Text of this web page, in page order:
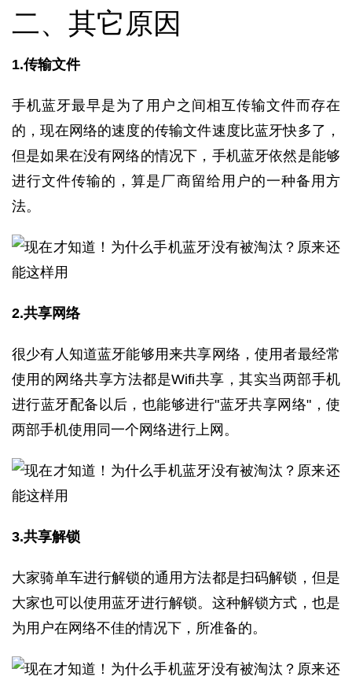
二、其它原因
1.传输文件
手机蓝牙最早是为了用户之间相互传输文件而存在
的，现在网络的速度的传输文件速度比蓝牙快多了，
但是如果在没有网络的情况下，手机蓝牙依然是能够
进行文件传输的，算是厂商留给用户的一种备用方
法。
2.共享网络
很少有人知道蓝牙能够用来共享网络，使用者最经常
使用的网络共享方法都是Wifi共享，其实当两部手机
进行蓝牙配备以后，也能够进行"蓝牙共享网络"，使
两部手机使用同一个网络进行上网。
3.共享解锁
大家骑单车进行解锁的通用方法都是扫码解锁，但是
大家也可以使用蓝牙进行解锁。这种解锁方式，也是
为用户在网络不佳的情况下，所准备的。